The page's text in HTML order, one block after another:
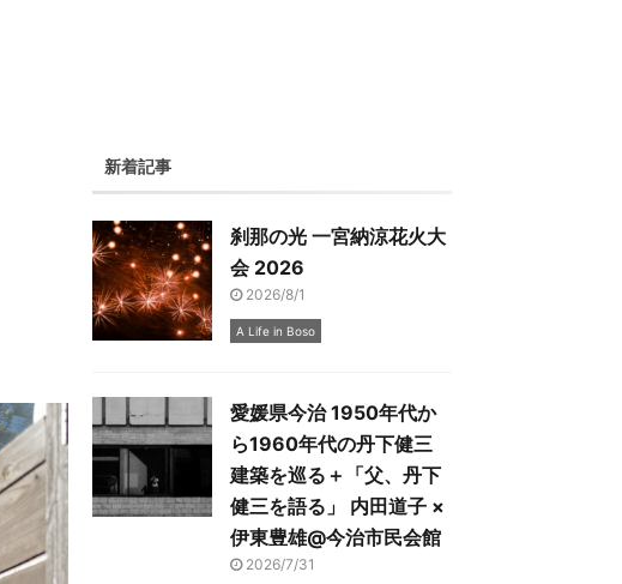
新着記事
刹那の光 一宮納涼花火大
会 2026
2026/8/1
A Life in Boso
愛媛県今治 1950年代か
ら1960年代の丹下健三
建築を巡る＋「父、丹下
健三を語る」 内田道子 ×
伊東豊雄@今治市民会館
2026/7/31